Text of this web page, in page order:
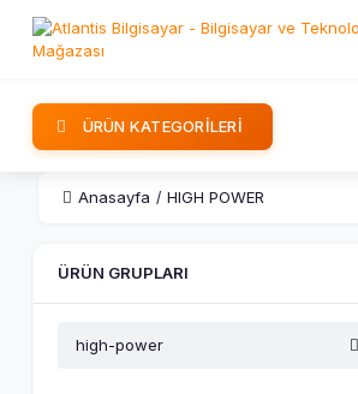
ÜRÜN KATEGORİLERİ
Anasayfa HIGH POWER
ÜRÜN GRUPLARI
high-power